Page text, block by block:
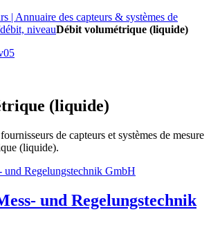
| Annuaire des capteurs & systèmes de
niveauDébit volumétrique (liquide)
(liquide)
de capteurs et systèmes de mesure
(liquide).
und Regelungstechnik